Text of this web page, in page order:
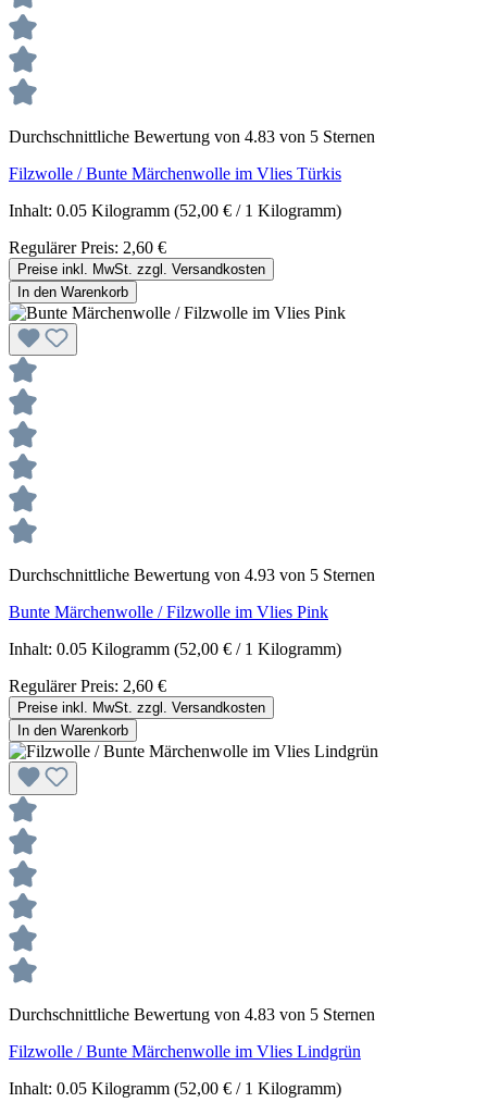
Durchschnittliche Bewertung von 4.83 von 5 Sternen
Filzwolle / Bunte Märchenwolle im Vlies Türkis
Inhalt: 0.05 Kilogramm (52,00 € / 1 Kilogramm)
Regulärer Preis: 2,60 €
Preise inkl. MwSt. zzgl. Versandkosten
In den Warenkorb
Durchschnittliche Bewertung von 4.93 von 5 Sternen
Bunte Märchenwolle / Filzwolle im Vlies Pink
Inhalt: 0.05 Kilogramm (52,00 € / 1 Kilogramm)
Regulärer Preis: 2,60 €
Preise inkl. MwSt. zzgl. Versandkosten
In den Warenkorb
Durchschnittliche Bewertung von 4.83 von 5 Sternen
Filzwolle / Bunte Märchenwolle im Vlies Lindgrün
Inhalt: 0.05 Kilogramm (52,00 € / 1 Kilogramm)